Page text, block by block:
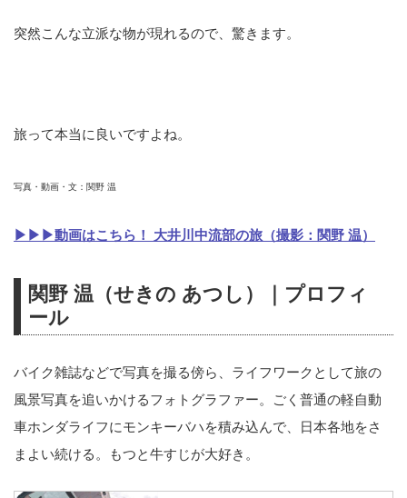
突然こんな立派な物が現れるので、驚きます。
旅って本当に良いですよね。
写真・動画・文：関野 温
▶▶▶動画はこちら！ 大井川中流部の旅（撮影：関野 温）
関野 温（せきの あつし）｜プロフィ
ール
バイク雑誌などで写真を撮る傍ら、ライフワークとして旅の
風景写真を追いかけるフォトグラファー。ごく普通の軽自動
車ホンダライフにモンキーバハを積み込んで、日本各地をさ
まよい続ける。もつと牛すじが大好き。